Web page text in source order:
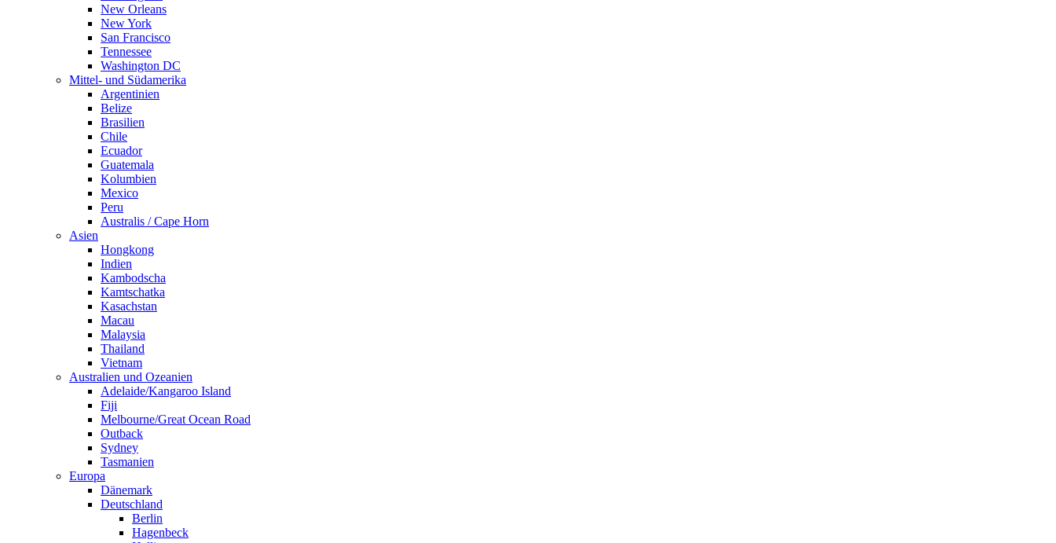
New Orleans
New York
San Francisco
Tennessee
Washington DC
Mittel- und Südamerika
Argentinien
Belize
Brasilien
Chile
Ecuador
Guatemala
Kolumbien
Mexico
Peru
Australis / Cape Horn
Asien
Hongkong
Indien
Kambodscha
Kamtschatka
Kasachstan
Macau
Malaysia
Thailand
Vietnam
Australien und Ozeanien
Adelaide/Kangaroo Island
Fiji
Melbourne/Great Ocean Road
Outback
Sydney
Tasmanien
Europa
Dänemark
Deutschland
Berlin
Hagenbeck